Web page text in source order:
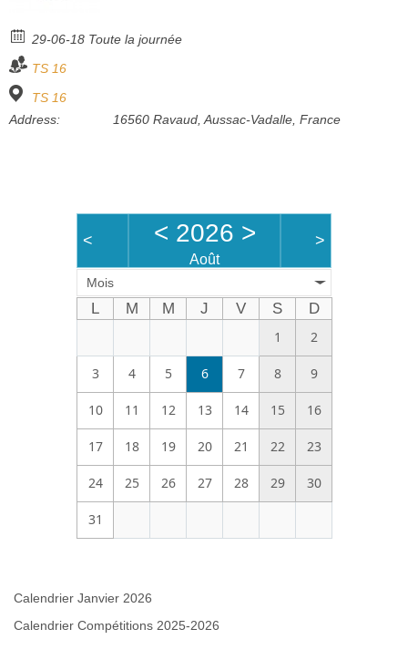
Boutique
29-06-18 Toute la journée
TS 16
TS 16
Address:
16560 Ravaud, Aussac-Vadalle, France
< < 2026 >
Août
>
Mois
L M M J V S
D
1
2
3 4 5 6 7 8 9
10 11 12 13 14 15 16
17 18 19 20 21 22 23
24 25 26 27 28 29 30
31
Calendrier Janvier 2026
Calendrier Compétitions 2025-2026